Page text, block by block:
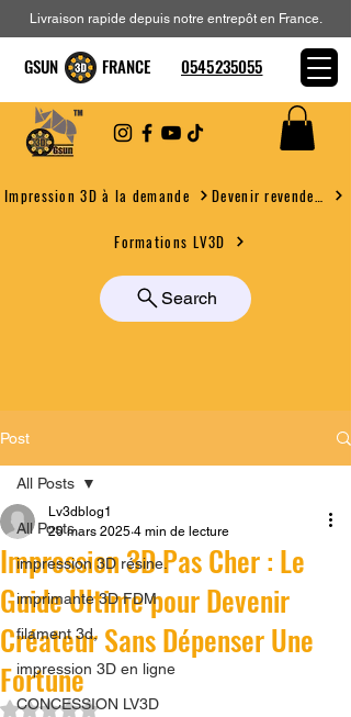
Impression 3D à la demande
Formations LV3D
Search
Livraison rapide depuis notre entrepôt en France.
GSUN FRANCE 0545235055
Post
All Posts
impression 3D résine.
imprimante 3D FDM
filament 3d,
impression 3D en ligne
CONCESSION LV3D
All Posts
Impression 3D Pas Cher : Le
Guide Ultime pour Devenir
Créateur Sans Dépenser Une
Fortune
Lv3dblog1
20 mars 2025 4 min de lecture
Noté NaN étoiles sur 5.